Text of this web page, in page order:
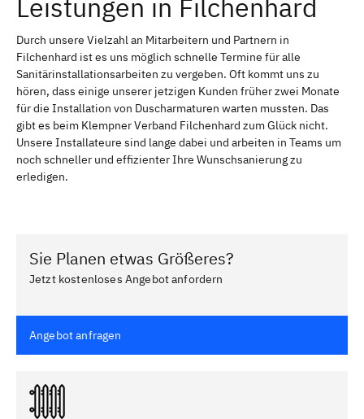
Leistungen in Filchenhard
Durch unsere Vielzahl an Mitarbeitern und Partnern in
Filchenhard ist es uns möglich schnelle Termine für alle
Sanitärinstallationsarbeiten zu vergeben. Oft kommt uns zu
hören, dass einige unserer jetzigen Kunden früher zwei Monate
für die Installation von Duscharmaturen warten mussten. Das
gibt es beim Klempner Verband Filchenhard zum Glück nicht.
Unsere Installateure sind lange dabei und arbeiten in Teams um
noch schneller und effizienter Ihre Wunschsanierung zu
erledigen.
Sie Planen etwas Größeres?
Jetzt kostenloses Angebot anfordern
Angebot anfragen